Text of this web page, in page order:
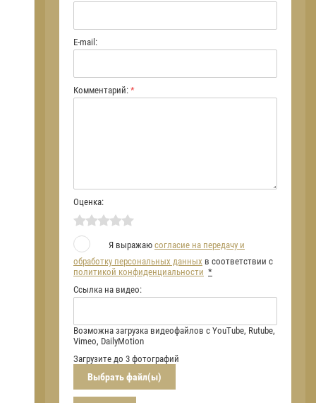
E-mail:
Комментарий: *
Оценка:
Я выражаю согласие на передачу и
обработку персональных данных в соответствии с
политикой конфиденциальности *
Ссылка на видео:
Возможна загрузка видеофайлов с YouTube, Rutube,
Vimeo, DailyMotion
Загрузите до 3 фотографий
Выбрать файл(ы)